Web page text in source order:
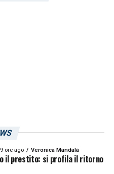
9 ore ago Veronica Mandalà
il prestito: si profila il ritorno